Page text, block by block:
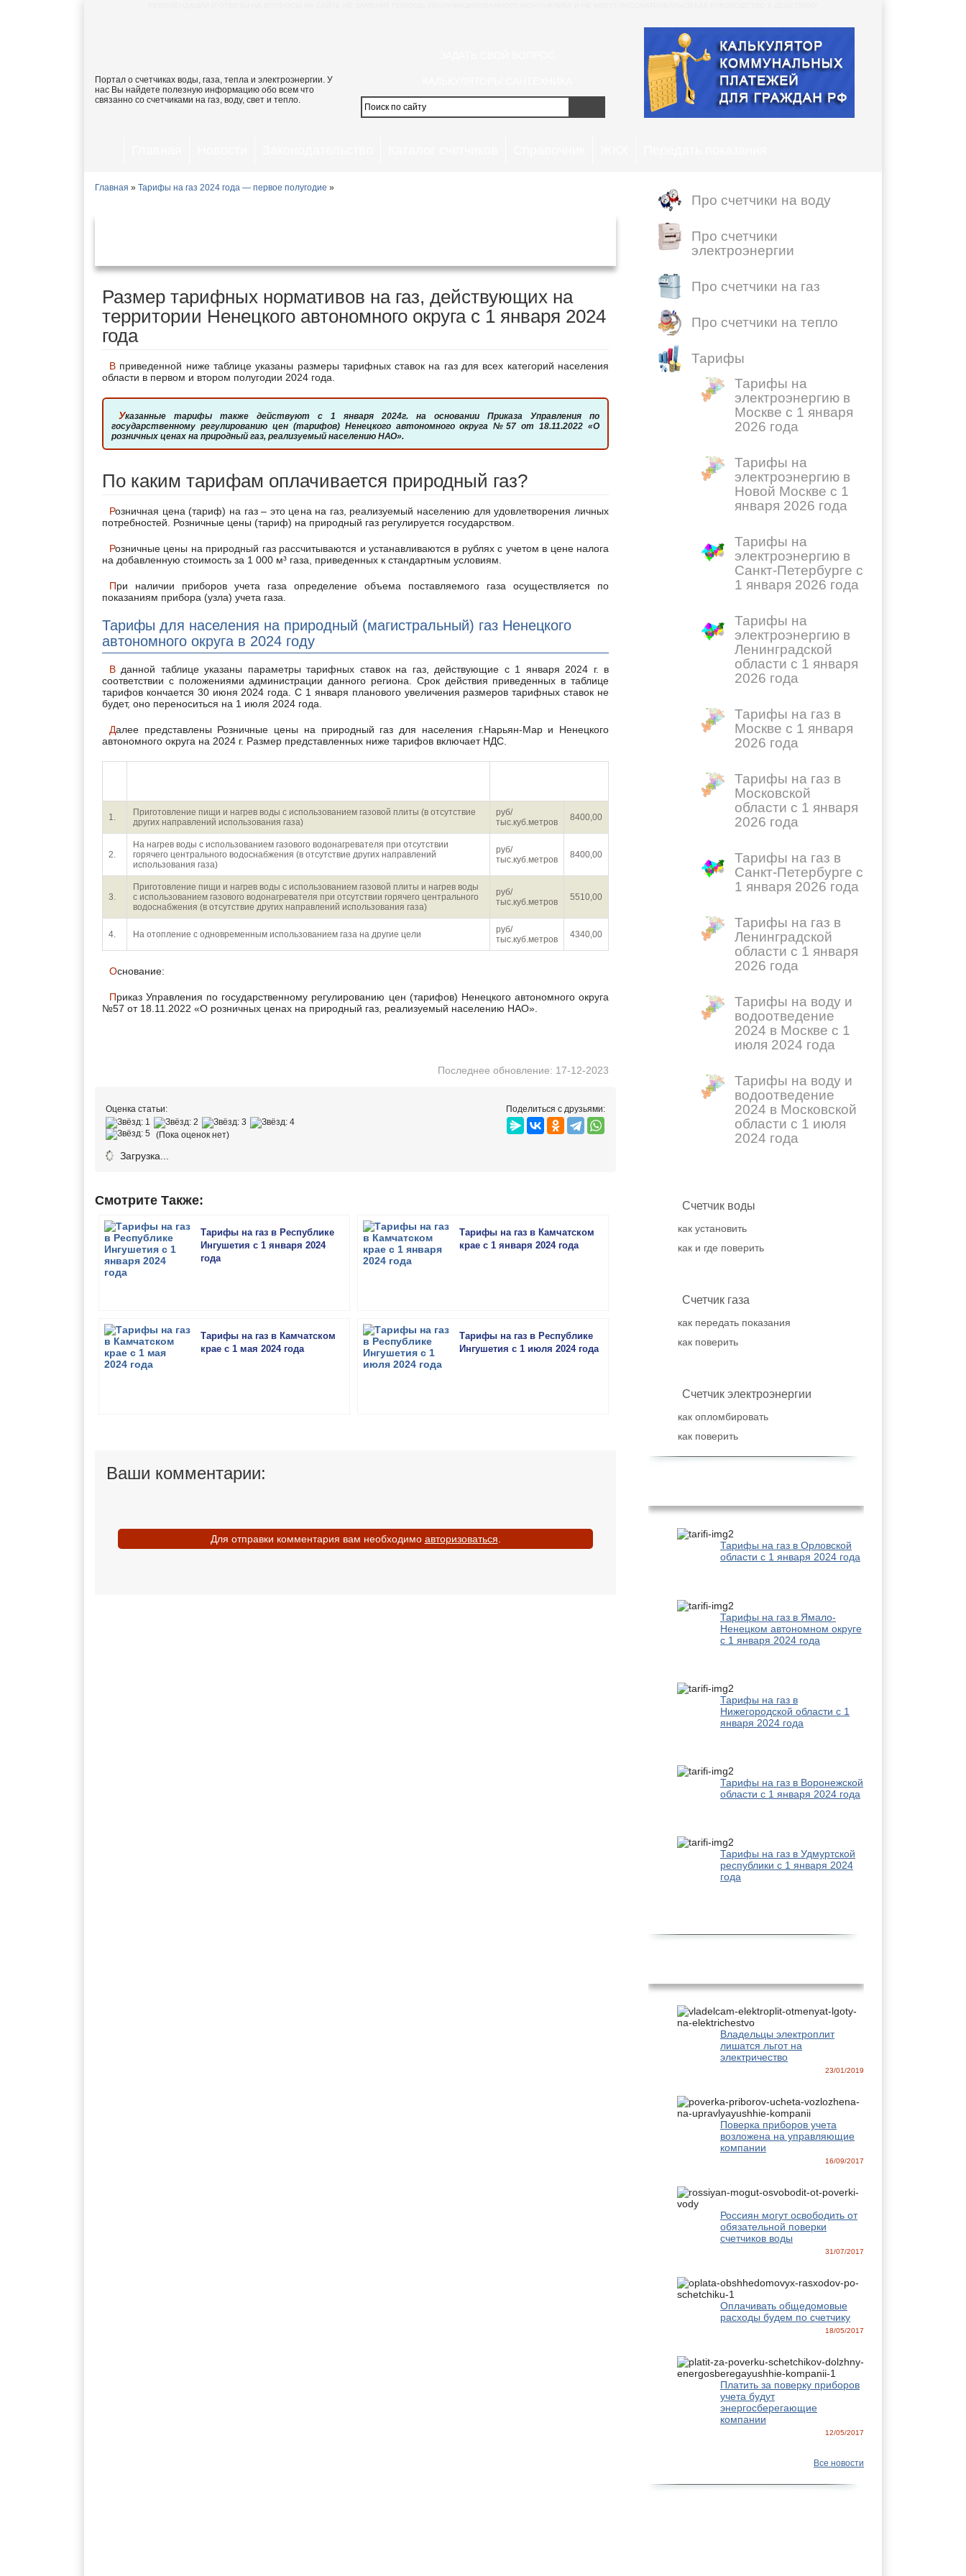
Портал о счетчиках воды, газа, тепла и электроэнергии. У
нас Вы найдете полезную информацию обо всем что
связанно со счетчиками на газ, воду, свет и тепло.
Главная » Тарифы на газ 2024 года — первое полугодие »
Размер тарифных нормативов на газ, действующих на
территории Ненецкого автономного округа с 1 января 2024
года
В приведенной ниже таблице указаны размеры тарифных ставок на газ для всех категорий населения
области в первом и втором полугодии 2024 года.
Указанные тарифы также действуют с 1 января 2024г. на основании Приказа Управления по
государственному регулированию цен (тарифов) Ненецкого автономного округа №57 от 18.11.2022 «О
розничных ценах на природный газ, реализуемый населению НАО».
По каким тарифам оплачивается природный газ?
Розничная цена (тариф) на газ – это цена на газ, реализуемый населению для удовлетворения личных
потребностей. Розничные цены (тариф) на природный газ регулируется государством.
Розничные цены на природный газ рассчитываются и устанавливаются в рублях с учетом в цене налога
на добавленную стоимость за 1 000 м³ газа, приведенных к стандартным условиям.
При наличии приборов учета газа определение объема поставляемого газа осуществляется по
показаниям прибора (узла) учета газа.
Тарифы для населения на природный (магистральный) газ Ненецкого
автономного округа в 2024 году
В данной таблице указаны параметры тарифных ставок на газ, действующие с 1 января 2024 г. в
соответствии с положениями администрации данного региона. Срок действия приведенных в таблице
тарифов кончается 30 июня 2024 года. С 1 января планового увеличения размеров тарифных ставок не
будет, оно переноситься на 1 июля 2024 года.
Далее представлены Розничные цены на природный газ для населения г.Нарьян-Мар и Ненецкого
автономного округа на 2024 г. Размер представленных ниже тарифов включает НДС.
1.
Приготовление пищи и нагрев воды с использованием газовой плиты (в отсутствие
других направлений использования газа)
руб/
тыс.куб.метров
8400,00
2.
На нагрев воды с использованием газового водонагревателя при отсутствии
горячего центрального водоснабжения (в отсутствие других направлений
использования газа)
руб/
тыс.куб.метров
8400,00
3.
Приготовление пищи и нагрев воды с использованием газовой плиты и нагрев воды
с использованием газового водонагревателя при отсутствии горячего центрального
водоснабжения (в отсутствие других направлений использования газа)
руб/
тыс.куб.метров
5510,00
4. На отопление с одновременным использованием газа на другие цели
руб/
тыс.куб.метров
4340,00
Основание:
Приказ Управления по государственному регулированию цен (тарифов) Ненецкого автономного округа
№57 от 18.11.2022 «О розничных ценах на природный газ, реализуемый населению НАО».
Последнее обновление: 17-12-2023
Оценка статьи:
(Пока оценок нет)
Загрузка...
Поделиться с друзьями:
Смотрите Также:
Тарифы на газ в Республике
Ингушетия с 1 января 2024
года
Тарифы на газ в Камчатском
крае с 1 января 2024 года
Тарифы на газ в Камчатском
крае с 1 мая 2024 года
Тарифы на газ в Республике
Ингушетия с 1 июля 2024 года
Ваши комментарии:
Для отправки комментария вам необходимо авторизоваться
Про счетчики на воду
Про счетчики
электроэнергии
Про счетчики на газ
Про счетчики на тепло
Тарифы
Тарифы на
электроэнергию в
Москве с 1 января
2026 года
Тарифы на
электроэнергию в
Новой Москве с 1
января 2026 года
Тарифы на
электроэнергию в
Санкт-Петербурге с
1 января 2026 года
Тарифы на
электроэнергию в
Ленинградской
области с 1 января
2026 года
Тарифы на газ в
Москве с 1 января
2026 года
Тарифы на газ в
Московской
области с 1 января
2026 года
Тарифы на газ в
Санкт-Петербурге с
1 января 2026 года
Тарифы на газ в
Ленинградской
области с 1 января
2026 года
Тарифы на воду и
водоотведение
2024 в Москве с 1
июля 2024 года
Тарифы на воду и
водоотведение
2024 в Московской
области с 1 июля
2024 года
Счетчик воды
как установить
как и где поверить
Счетчик газа
как передать показания
как поверить
Счетчик электроэнергии
как опломбировать
как поверить
Тарифы на газ в Орловской
области с 1 января 2024 года
Тарифы на газ в Ямало-
Ненецком автономном округе
с 1 января 2024 года
Тарифы на газ в
Нижегородской области с 1
января 2024 года
Тарифы на газ в Воронежской
области с 1 января 2024 года
Тарифы на газ в Удмуртской
республики с 1 января 2024
года
Владельцы электроплит
лишатся льгот на
электричество
23/01/2019
Поверка приборов учета
возложена на управляющие
компании
16/09/2017
Россиян могут освободить от
обязательной поверки
счетчиков воды
31/07/2017
Оплачивать общедомовые
расходы будем по счетчику
18/05/2017
Платить за поверку приборов
учета будут
энергосберегающие
компании
12/05/2017
Все новости